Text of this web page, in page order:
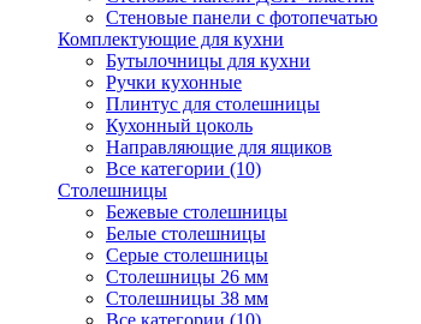
Стеновые панели с фотопечатью
Комплектующие для кухни
Бутылочницы для кухни
Ручки кухонные
Плинтус для столешницы
Кухонный цоколь
Направляющие для ящиков
Все категории (10)
Столешницы
Бежевые столешницы
Белые столешницы
Серые столешницы
Столешницы 26 мм
Столешницы 38 мм
Все категории (10)